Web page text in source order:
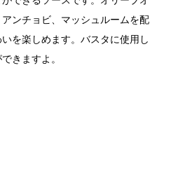
ンチョビ、マッシュルームを配
を楽しめます。バスタに使用し
きますよ。